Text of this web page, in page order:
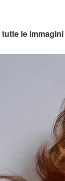
tutte le immagini